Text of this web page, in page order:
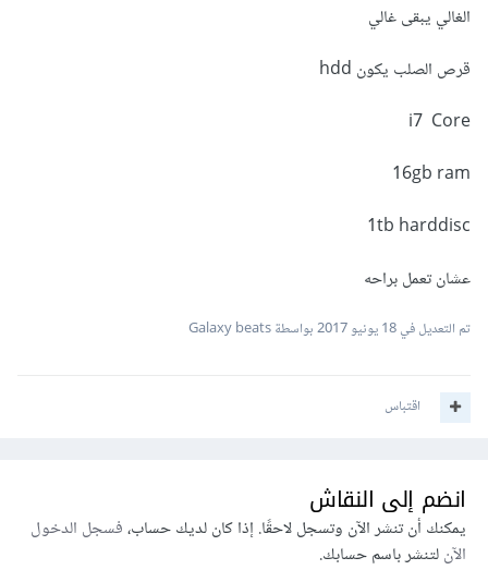
الغالي يبقى غالي
قرص الصلب يكون hdd
i7 Core
16gb ram
1tb harddisc
عشان تعمل براحه
تم التعديل في18 يونيو 2017 بواسطة Galaxy beats
اقتباس
انضم إلى النقاش
يمكنك أن تنشر الآن وتسجل لاحقًا. إذا كان لديك حساب،فسجل الدخول
الآنلتنشر باسم حسابك.